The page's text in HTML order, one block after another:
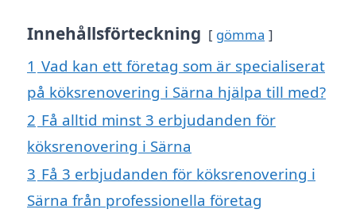
Innehållsförteckning gömma
1 Vad kan ett företag som är specialiserat
på köksrenovering i Särna hjälpa till med?
2 Få alltid minst 3 erbjudanden för
köksrenovering i Särna
3 Få 3 erbjudanden för köksrenovering i
Särna från professionella företag